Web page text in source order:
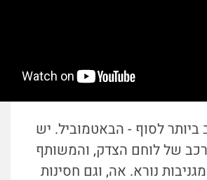
לסוף - הבאטמוביל. יש
של לוחם הצדק, והמשותף
נורא. אה, וגם חסינות